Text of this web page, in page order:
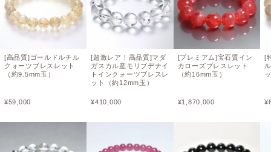
[高品質]ゴールドルチル
クォーツブレスレット
（約9.5mm玉）
¥59,000
[超激レア！高品質]マダ
ガスカル産モリブデナイ
トインクォーツブレスレ
ット（約12mm玉）
¥410,000
[プレミアム]宝石質イン
カローズブレスレット
（約16mm玉）
¥1,870,000
[
¥